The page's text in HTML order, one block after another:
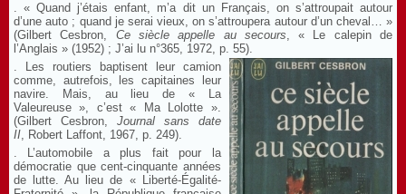
. « Quand j’étais enfant, m’a dit un Français, on s’attroupait autour
d’une auto ; quand je serai vieux, on s’attroupera autour d’un cheval… »
(Gilbert Cesbron, Ce siècle appelle au secours, « Le calepin de
l’Anglais » (1952) ; J’ai lu n°365, 1972, p. 55).
. Les routiers baptisent leur camion
comme, autrefois, les capitaines leur
navire. Mais, au lieu de « La
Valeureuse », c’est « Ma Lolotte ».
(Gilbert Cesbron, Journal sans date
II, Robert Laffont, 1967, p. 249).
. L’automobile a plus fait pour la
démocratie que cent-cinquante années
de lutte. Au lieu de « Liberté-Égalité-